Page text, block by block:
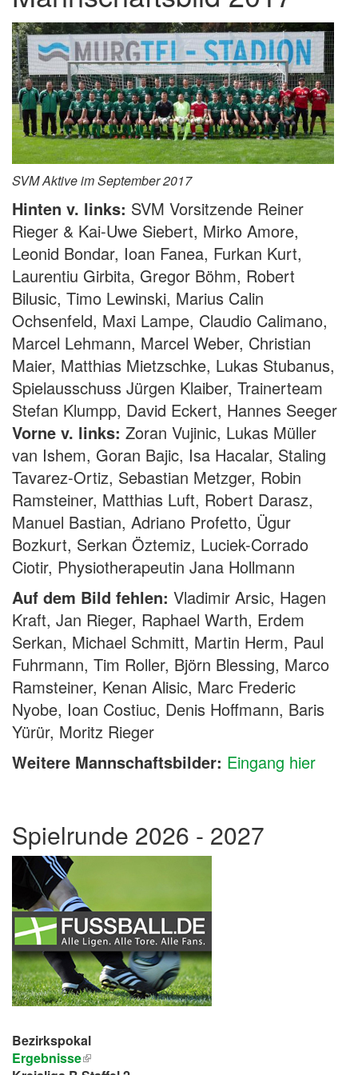
SVM Aktive im September 2017
Hinten v. links: SVM Vorsitzende Reiner
Rieger & Kai-Uwe Siebert, Mirko Amore,
Leonid Bondar, Ioan Fanea, Furkan Kurt,
Laurentiu Girbita, Gregor Böhm, Robert
Bilusic, Timo Lewinski, Marius Calin
Ochsenfeld, Maxi Lampe, Claudio Calimano,
Marcel Lehmann, Marcel Weber, Christian
Maier, Matthias Mietzschke, Lukas Stubanus,
Spielausschuss Jürgen Klaiber, Trainerteam
Stefan Klumpp, David Eckert, Hannes Seeger
Vorne v. links: Zoran Vujinic, Lukas Müller
van Ishem, Goran Bajic, Isa Hacalar, Staling
Tavarez-Ortiz, Sebastian Metzger, Robin
Ramsteiner, Matthias Luft, Robert Darasz,
Manuel Bastian, Adriano Profetto, Ügur
Bozkurt, Serkan Öztemiz, Luciek-Corrado
Ciotir, Physiotherapeutin Jana Hollmann
Auf dem Bild fehlen: Vladimir Arsic, Hagen
Kraft, Jan Rieger, Raphael Warth, Erdem
Serkan, Michael Schmitt, Martin Herm, Paul
Fuhrmann, Tim Roller, Björn Blessing, Marco
Ramsteiner, Kenan Alisic, Marc Frederic
Nyobe, Ioan Costiuc, Denis Hoffmann, Baris
Yürür, Moritz Rieger
Weitere Mannschaftsbilder: Eingang hier
Spielrunde 2026 - 2027
Bezirkspokal
Ergebnisse